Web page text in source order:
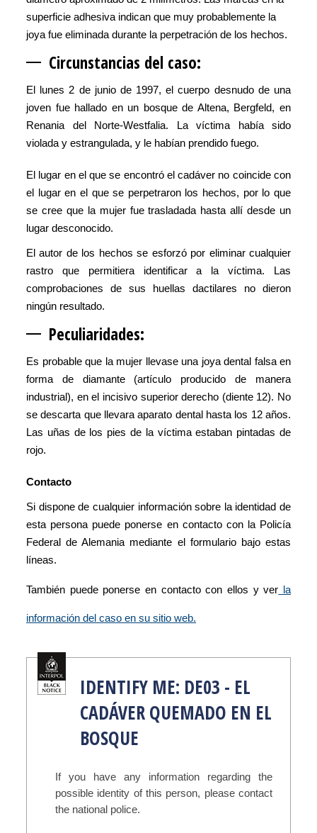
superficie adhesiva indican que muy probablemente la
joya fue eliminada durante la perpetración de los hechos.
Circunstancias del caso:
El lunes 2 de junio de 1997, el cuerpo desnudo de una
joven fue hallado en un bosque de Altena, Bergfeld, en
Renania del Norte-Westfalia. La víctima había sido
violada y estrangulada, y le habían prendido fuego.
El lugar en el que se encontró el cadáver no coincide con
el lugar en el que se perpetraron los hechos, por lo que
se cree que la mujer fue trasladada hasta allí desde un
lugar desconocido.
El autor de los hechos se esforzó por eliminar cualquier
rastro que permitiera identificar a la víctima. Las
comprobaciones de sus huellas dactilares no dieron
ningún resultado.
Peculiaridades:
Es probable que la mujer llevase una joya dental falsa en
forma de diamante (artículo producido de manera
industrial), en el incisivo superior derecho (diente 12). No
se descarta que llevara aparato dental hasta los 12 años.
Las uñas de los pies de la víctima estaban pintadas de
rojo.
Contacto
Si dispone de cualquier información sobre la identidad de
esta persona puede ponerse en contacto con la Policía
Federal de Alemania mediante el formulario bajo estas
líneas.
También puede ponerse en contacto con ellos y ver la
información del caso en su sitio web.
IDENTIFY ME: DE03 - EL
CADÁVER QUEMADO EN EL
BOSQUE
If you have any information regarding the
possible identity of this person, please contact
the national police.